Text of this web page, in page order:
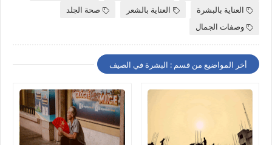
العناية بالبشرة
العناية بالشعر
صحة الجلد
وصفات الجمال
أخر المواضيع من قسم : البشرة في الصيف